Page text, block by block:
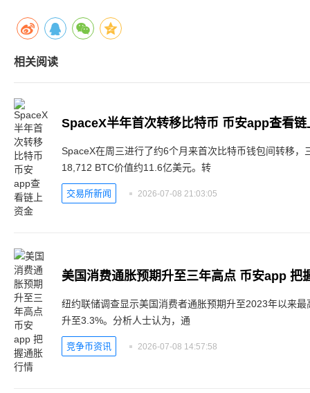
相关阅读
SpaceX半年首次转移比特币 币安app查看链
SpaceX在周三进行了约6个月来首次比特币钱包间转移，
18,712 BTC价值约11.6亿美元。转
交易所新闻 2026-07-08 21:03:05
美国消费通胀预期升至三年高点 币安app 把
纽约联储调查显示美国消费者通胀预期升至2023年以来
升至3.3%。分析人士认为，通
竞争币资讯 2026-07-08 14:57:58